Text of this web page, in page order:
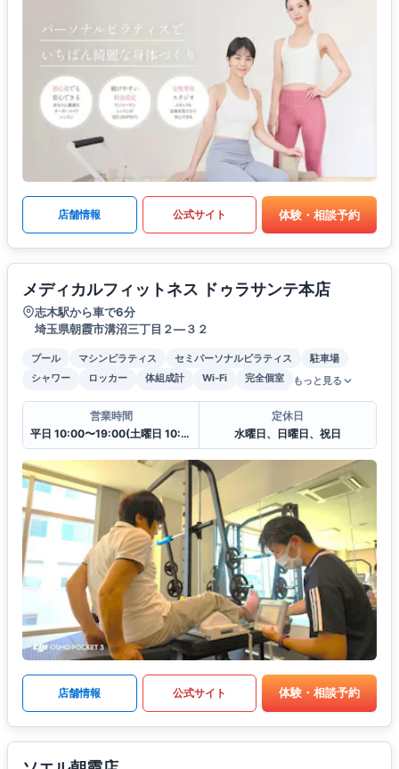
店舗情報 公式サイト 体験・相談予約
メディカルフィットネス ドゥラサンテ本店
志木駅から車で6分
埼玉県朝霞市溝沼三丁目２―３２
プール マシンピラティス セミパーソナルピラティス
駐車場
シャワー
ロッカー 体組成計 Wi-Fi 完全個室 もっと見る
営業時間
平日 10:00〜19:00(土曜日 10:00〜17:00)
定休日
水曜日、日曜日、祝日
店舗情報 公式サイト 体験・相談予約